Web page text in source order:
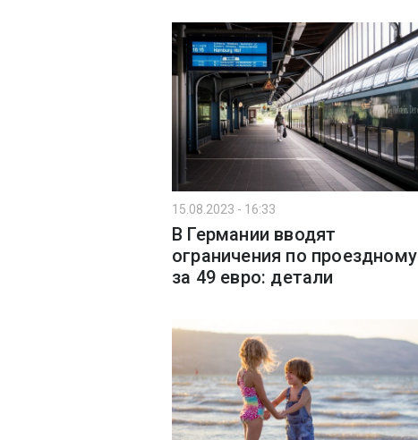
15.08.2023 - 16:33
В Германии вводят
ограничения по проездному
за 49 евро: детали